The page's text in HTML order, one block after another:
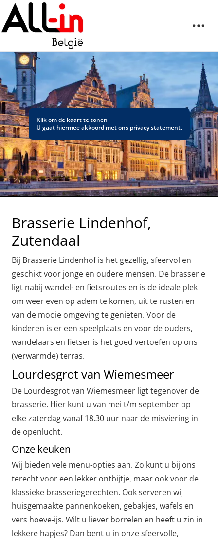
Klik om de kaart te tonen
U gaat hiermee akkoord met ons privacy statement.
Brasserie Lindenhof,
Zutendaal
Bij Brasserie Lindenhof is het gezellig, sfeervol en
geschikt voor jonge en oudere mensen. De brasserie
ligt nabij wandel- en fietsroutes en is de ideale plek
om weer even op adem te komen, uit te rusten en
van de mooie omgeving te genieten. Voor de
kinderen is er een speelplaats en voor de ouders,
wandelaars en fietser is het goed vertoefen op ons
(verwarmde) terras.
Lourdesgrot van Wiemesmeer
De Lourdesgrot van Wiemesmeer ligt tegenover de
brasserie. Hier kunt u van mei t/m september op
elke zaterdag vanaf 18.30 uur naar de misviering in
de openlucht.
Onze keuken
Wij bieden vele menu-opties aan. Zo kunt u bij ons
terecht voor een lekker ontbijtje, maar ook voor de
klassieke brasseriegerechten. Ook serveren wij
huisgemaakte pannenkoeken, gebakjes, wafels en
vers hoeve-ijs. Wilt u liever borrelen en heeft u zin in
lekkere hapjes? Dan bent u in onze sfeervolle,